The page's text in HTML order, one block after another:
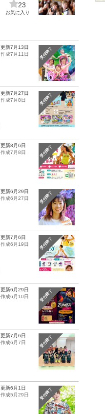
23
お気に入り
受付終了
更新7月13日
作成7月11日
受付終了
更新7月27日
作成7月8日
受付終了
更新8月6日
作成7月8日
受付終了
更新6月29日
作成6月27日
受付終了
更新7月6日
作成6月19日
受付終了
更新6月29日
作成6月10日
受付終了
更新7月6日
作成6月7日
受付終了
更新6月1日
作成5月29日